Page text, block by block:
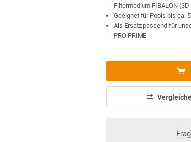
Filtermedium FIBALON (3D
Geeignet für Pools bis ca.
Als Ersatz passend für
PRO PRIME